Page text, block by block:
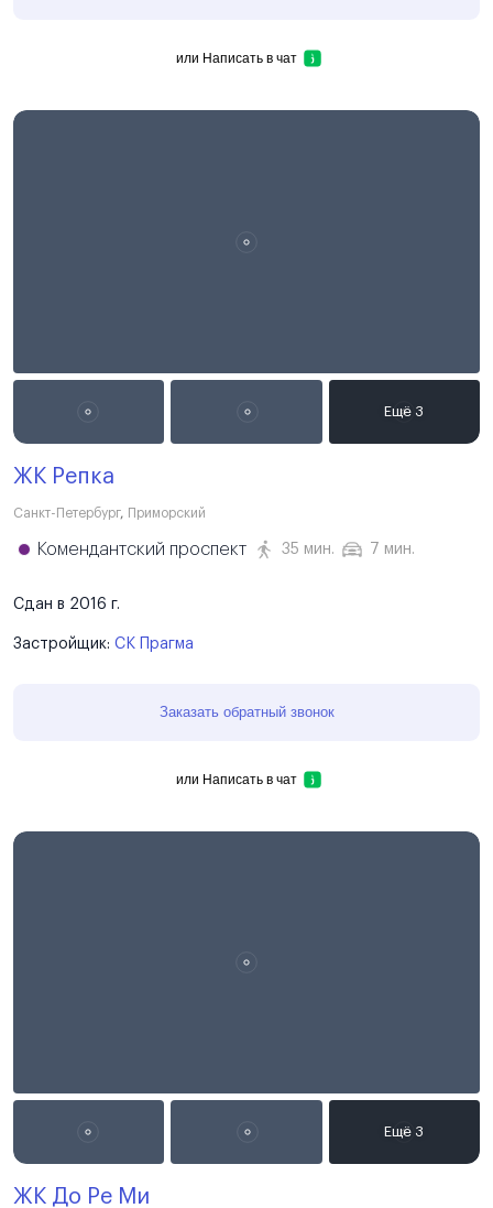
или Написать в чат
ЖК Репка
Санкт-Петербург, Приморский
Комендантский проспект 35 мин. 7 мин.
Сдан в 2016 г.
Застройщик: СК Прагма
Заказать обратный звонок
или Написать в чат
ЖК До Ре Ми